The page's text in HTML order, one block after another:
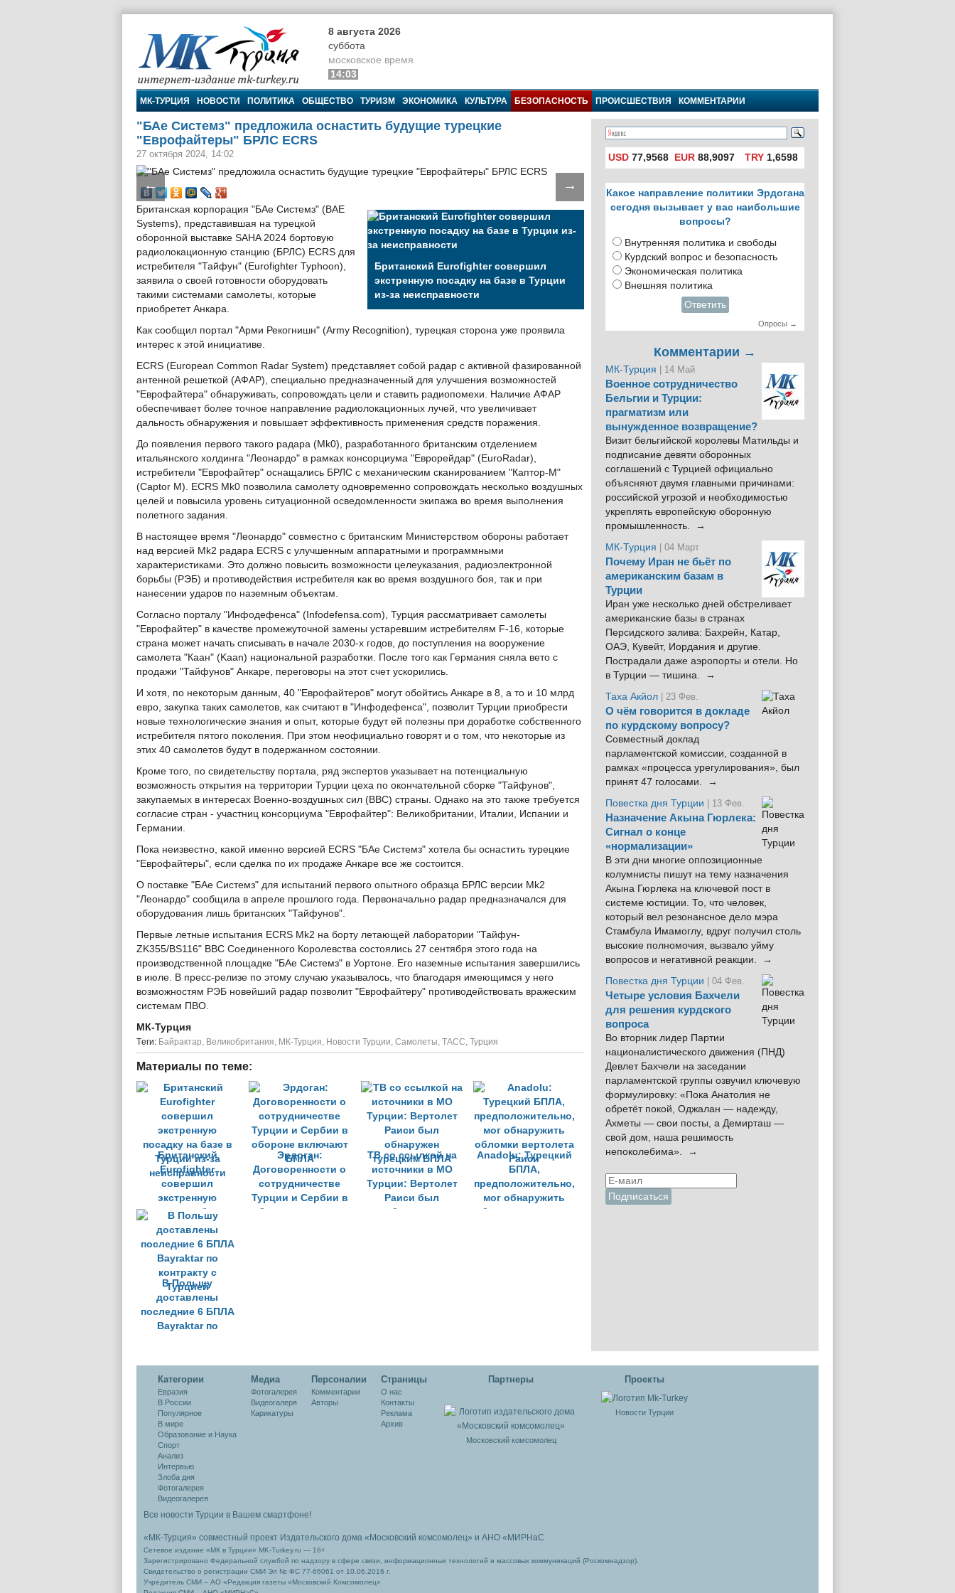
МК-Турция
8 августа 2026
суббота
московское время
14:03
МК-ТУРЦИЯ НОВОСТИ ПОЛИТИКА ОБЩЕСТВО ТУРИЗМ ЭКОНОМИКА КУЛЬТУРА БЕЗОПАСНОСТЬ ПРОИСШЕСТВИЯ КОММЕНТАРИИ
"БАе Системз" предложила оснастить будущие турецкие
"Еврофайтеры" БРЛС ECRS
27 октября 2024, 14:02
← →
Британский Eurofighter совершил
экстренную посадку на базе в Турции
из-за неисправности
Британская корпорация "БАе Системз" (BAE
Systems), представившая на турецкой
оборонной выставке SAHA 2024 бортовую
радиолокационную станцию (БРЛС) ECRS для
истребителя "Тайфун" (Eurofighter Typhoon),
заявила о своей готовности оборудовать
такими системами самолеты, которые
приобретет Анкара.
Как сообщил портал "Арми Рекогнишн" (Army Recognition), турецкая сторона уже проявила
интерес к этой инициативе.
ECRS (European Common Radar System) представляет собой радар с активной фазированной
антенной решеткой (АФАР), специально предназначенный для улучшения возможностей
"Еврофайтера" обнаруживать, сопровождать цели и ставить радиопомехи. Наличие АФАР
обеспечивает более точное направление радиолокационных лучей, что увеличивает
дальность обнаружения и повышает эффективность применения средств поражения.
До появления первого такого радара (Mk0), разработанного британским отделением
итальянского холдинга "Леонардо" в рамках консорциума "Еврорейдар" (EuroRadar),
истребители "Еврофайтер" оснащались БРЛС с механическим сканированием "Каптор-М"
(Captor M). ECRS Mk0 позволила самолету одновременно сопровождать несколько воздушных
целей и повысила уровень ситуационной осведомленности экипажа во время выполнения
полетного задания.
В настоящее время "Леонардо" совместно с британским Министерством обороны работает
над версией Mk2 радара ECRS с улучшенным аппаратными и программными
характеристиками. Это должно повысить возможности целеуказания, радиоэлектронной
борьбы (РЭБ) и противодействия истребителя как во время воздушного боя, так и при
нанесении ударов по наземным объектам.
Согласно порталу "Инфодефенса" (Infodefensa.com), Турция рассматривает самолеты
"Еврофайтер" в качестве промежуточной замены устаревшим истребителям F-16, которые
страна может начать списывать в начале 2030-х годов, до поступления на вооружение
самолета "Каан" (Kaan) национальной разработки. После того как Германия сняла вето с
продажи "Тайфунов" Анкаре, переговоры на этот счет ускорились.
И хотя, по некоторым данным, 40 "Еврофайтеров" могут обойтись Анкаре в 8, а то и 10 млрд
евро, закупка таких самолетов, как считают в "Инфодефенса", позволит Турции приобрести
новые технологические знания и опыт, которые будут ей полезны при доработке собственного
истребителя пятого поколения. При этом неофициально говорят и о том, что некоторые из
этих 40 самолетов будут в подержанном состоянии.
Кроме того, по свидетельству портала, ряд экспертов указывает на потенциальную
возможность открытия на территории Турции цеха по окончательной сборке "Тайфунов",
закупаемых в интересах Военно-воздушных сил (ВВС) страны. Однако на это также требуется
согласие стран - участниц консорциума "Еврофайтер": Великобритании, Италии, Испании и
Германии.
Пока неизвестно, какой именно версией ECRS "БАе Системз" хотела бы оснастить турецкие
"Еврофайтеры", если сделка по их продаже Анкаре все же состоится.
О поставке "БАе Системз" для испытаний первого опытного образца БРЛС версии Mk2
"Леонардо" сообщила в апреле прошлого года. Первоначально радар предназначался для
оборудования лишь британских "Тайфунов".
Первые летные испытания ECRS Mk2 на борту летающей лаборатории "Тайфун-
ZK355/BS116" ВВС Соединенного Королевства состоялись 27 сентября этого года на
производственной площадке "БАе Системз" в Уортоне. Его наземные испытания завершились
в июле. В пресс-релизе по этому случаю указывалось, что благодаря имеющимся у него
возможностям РЭБ новейший радар позволит "Еврофайтеру" противодействовать вражеским
системам ПВО.
МК-Турция
Tеги: Байрактар, Великобритания, МК-Турция, Новости Турции, Самолеты, ТАСС, Турция
Материалы по теме:
Британский
Eurofighter
совершил
экстренную
посадку на базе в
Турции из-за
неисправности
Эрдоган:
Договоренности о
сотрудничестве
Турции и Сербии в
обороне включают
ТВ со ссылкой на
источники в МО
Турции: Вертолет
Раиси был
обнаружен
Anadolu: Турецкий
БПЛА,
предположительно,
мог обнаружить
обломки вертолета
В Польшу
доставлены
последние 6 БПЛА
Bayraktar по
USD 77,9568 EUR 88,9097 TRY1,6598
Какое направление политики Эрдогана
сегодня вызывает у вас наибольшие
вопросы?
Внутренняя политика и свободы
Курдский вопрос и безопасность
Экономическая политика
Внешняя политика
Ответить
Опросы →
Комментарии →
МК-Турция | 14 Май
Военное сотрудничество
Бельгии и Турции:
прагматизм или
вынужденное возвращение?
Визит бельгийской королевы Матильды и
подписание девяти оборонных
соглашений с Турцией официально
объясняют двумя главными причинами:
российской угрозой и необходимостью
укреплять европейскую оборонную
промышленность. →
МК-Турция
| 04 Март
Почему Иран не бьёт по
американским базам в
Турции
Иран уже несколько дней обстреливает
американские базы в странах
Персидского залива: Бахрейн, Катар,
ОАЭ, Кувейт, Иордания и другие.
Пострадали даже аэропорты и отели. Но
в Турции — тишина. →
Таха Акйол | 23 Фев.
О чём говорится в докладе
по курдскому вопросу?
Совместный доклад
парламентской комиссии, созданной в
рамках «процесса урегулирования», был
принят 47 голосами. →
Повестка дня Турции
| 13 Фев.
Назначение Акына Гюрлека:
Сигнал о конце
«нормализации»
В эти дни многие оппозиционные
колумнисты пишут на тему назначения
Акына Гюрлека на ключевой пост в
системе юстиции. То, что человек,
который вел резонансное дело мэра
Стамбула Имамоглу, вдруг получил столь
высокие полномочия, вызвало уйму
вопросов и негативной реакции. →
Повестка дня Турции
| 04 Фев.
Четыре условия Бахчели
для решения курдского
вопроса
Во вторник лидер Партии
националистического движения (ПНД)
Девлет Бахчели на заседании
парламентской группы озвучил ключевую
формулировку: «Пока Анатолия не
обретёт покой, Оджалан — надежду,
Ахметы — свои посты, а Демирташ —
свой дом, наша решимость
непоколебима». →
Категории
Евразия
В России
Популярное
В мире
Образование и Наука
Спорт
Анализ
Интервью
Злоба дня
Фотогалерея
Видеогалерея
Медиа
Фотогалерея
Видеогалеря
Карикатуры
Персоналии
Комментарии
Авторы
Cтраницы
О нас
Контакты
Реклама
Архив
Партнеры
Московский комсомолец
Проекты
Новости Турции
Все новости Турции в Вашем смартфоне!
«МК-Турция» совместный проект Издательского дома «Московский комсомолец» и АНО «МИРНаС
Сетевое издание «МК в Турции» MK-Turkey.ru — 16+
Зарегистрировано Федеральной службой по надзору в сфере связи, информационных технологий и массовых коммуникаций (Роскомнадзор).
Свидетельство о регистрации СМИ Эл № ФС 77-66061 от 10.06.2016 г.
Учредитель СМИ – АО «Редакция газеты «Московский Комсомолец»